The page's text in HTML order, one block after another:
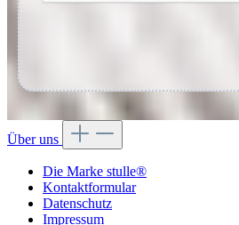
Über uns
Die Marke stulle®
Kontaktformular
Datenschutz
Impressum